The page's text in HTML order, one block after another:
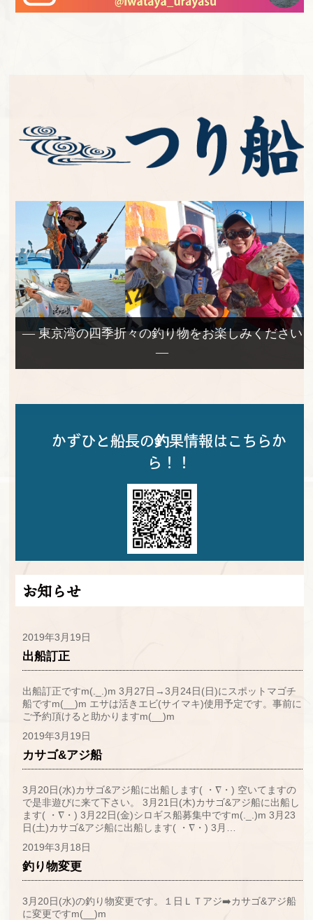
— 東京湾の四季折々の釣り物をお楽しみください
—
かずひと船長の釣果情報はこちらか
ら！！
お知らせ
2019年3月19日
出船訂正
出船訂正ですm(._.)m 3月27日→3月24日(日)にスポットマゴチ
船ですm(__)m エサは活きエビ(サイマキ)使用予定です。事前に
ご予約頂けると助かりますm(__)m
2019年3月19日
カサゴ&アジ船
3月20日(水)カサゴ&アジ船に出船します( ・∇・) 空いてますの
で是非遊びに来て下さい。 3月21日(木)カサゴ&アジ船に出船し
ます( ・∇・) 3月22日(金)シロギス船募集中ですm(._.)m 3月23
日(土)カサゴ&アジ船に出船します( ・∇・) 3月…
2019年3月18日
釣り物変更
3月20日(水)の釣り物変更です。１日ＬＴアジ➡️カサゴ&アジ船
に変更ですm(__)m